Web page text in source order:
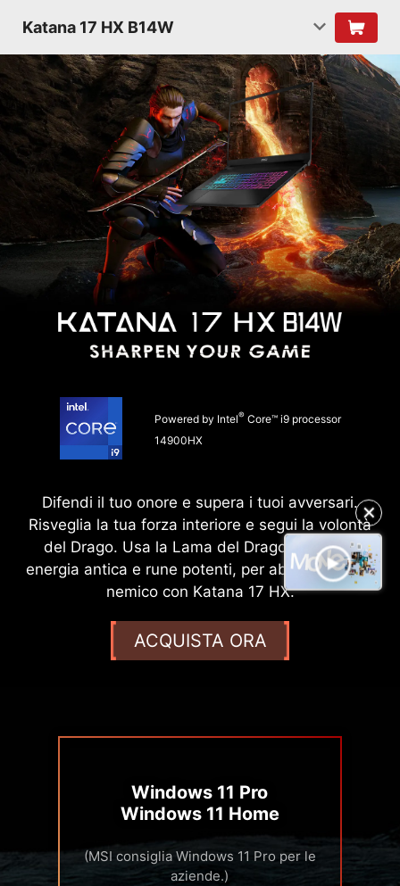
Katana 17 HX B14W
✕
Powered by Intel®Core™ i9 processor
14900HX
Difendi il tuo onore e supera i tuoi avversari.
Risveglia la tua forza interiore e segui la volontà
del Drago. Usa la Lama del Drago, carica di
energia antica e rune potenti, per abbattere ogni
nemico con Katana 17 HX.
ACQUISTA ORA
Windows 11 Pro
Windows 11 Home
(MSI consiglia Windows 11 Pro per le
aziende.)